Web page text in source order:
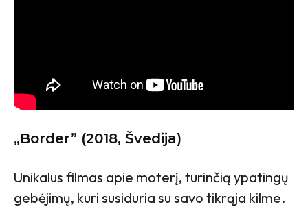
„Border” (2018, Švedija)
Unikalus filmas apie moterį, turinčią ypatingų
gebėjimų, kuri susiduria su savo tikrąja kilme.